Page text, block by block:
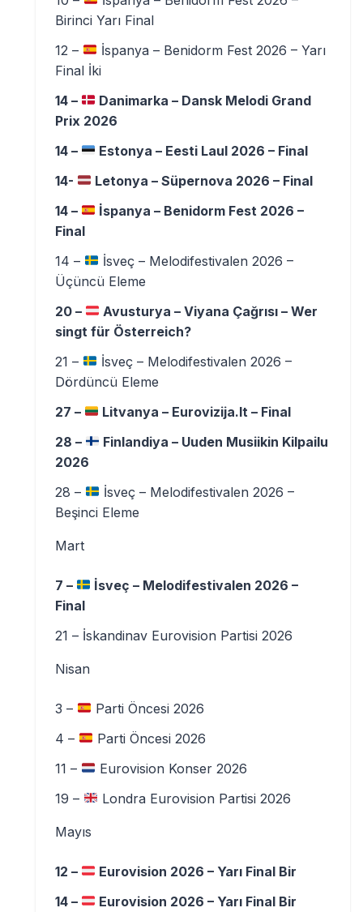
Birinci Yarı Final
12 –
İspanya – Benidorm Fest 2026 – Yarı
Final İki
14 –
Danimarka – Dansk Melodi Grand
Prix 2026
14 –
Estonya – Eesti Laul 2026 – Final
14-
Letonya – Süpernova 2026 – Final
14 –
İspanya – Benidorm Fest 2026 –
Final
14 –
İsveç – Melodifestivalen 2026 –
Üçüncü Eleme
20 –
Avusturya – Viyana Çağrısı – Wer
singt für Österreich?
21 –
İsveç – Melodifestivalen 2026 –
Dördüncü Eleme
27 –
Litvanya – Eurovizija.lt – Final
28 –
Finlandiya – Uuden Musiikin Kilpailu
2026
28 –
İsveç – Melodifestivalen 2026 –
Beşinci Eleme
Mart
7 –
İsveç – Melodifestivalen 2026 –
Final
21 – İskandinav Eurovision Partisi 2026
Nisan
3 –
Parti Öncesi 2026
4 –
Parti Öncesi 2026
11 –
Eurovision Konser 2026
19 –
Londra Eurovision Partisi 2026
Mayıs
12 –
Eurovision 2026 – Yarı Final Bir
14 –
Eurovision 2026 – Yarı Final Bir